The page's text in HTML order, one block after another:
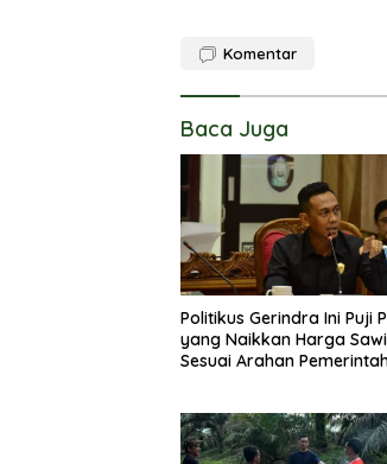
Komentar
Baca Juga
Politikus Gerindra Ini Puji
yang Naikkan Harga
Sesuai Arahan